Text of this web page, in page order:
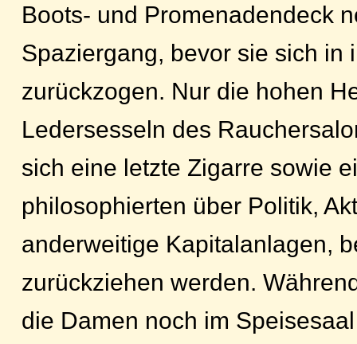
Boots- und Promenadendeck
Spaziergang, bevor sie sich in
zurückzogen. Nur die hohen
Ledersesseln des
sich eine letzte Zigarre sowie
philosophierten über Politik,
anderweitige Kapitalanlagen,
zurückziehen werden.
die Damen noch im